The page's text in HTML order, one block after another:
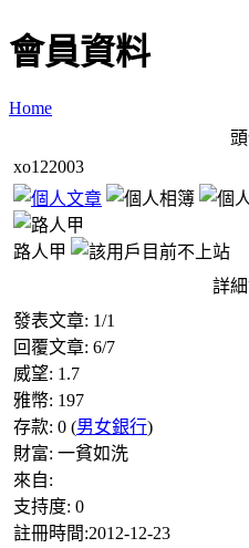
會員資料
Home
xo122003
路人甲
詳
發表文章: 1/1
回覆文章: 6/7
威望: 1.7
雅幣: 197
存款: 0 (男女銀行)
財富: 一貧如洗
來自:
支持度: 0
註冊時間:2012-12-23